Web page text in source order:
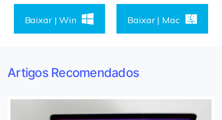
Baixar | Win Baixar | Mac
Artigos Recomendados